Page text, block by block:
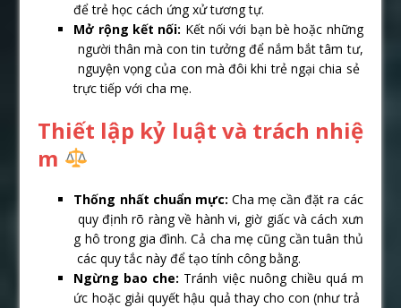
để trẻ học cách ứng xử tương tự.
Mở rộng kết nối: Kết nối với bạn bè hoặc những
người thân mà con tin tưởng để nắm bắt tâm tư,
nguyện vọng của con mà đôi khi trẻ ngại chia sẻ
trực tiếp với cha mẹ.
Thiết lập kỷ luật và trách nhiệ
m
Thống nhất chuẩn mực: Cha mẹ cần đặt ra các
quy định rõ ràng về hành vi, giờ giấc và cách xưn
g hô trong gia đình. Cả cha mẹ cũng cần tuân thủ
các quy tắc này để tạo tính công bằng.
Ngừng bao che: Tránh việc nuông chiều quá m
ức hoặc giải quyết hậu quả thay cho con (như trả